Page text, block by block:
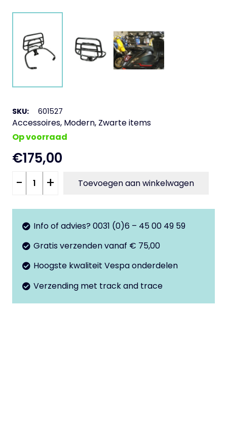
SKU: 601527
Accessoires, Modern, Zwarte items
Op voorraad
€175,00
Achterdrager
glans
zwart
Primavera
Sprint
aantal
- + Toevoegen aan winkelwagen
Info of advies? 0031 (0)6 – 45 00 49 59
Gratis verzenden vanaf € 75,00
Hoogste kwaliteit Vespa onderdelen
Verzending met track and trace